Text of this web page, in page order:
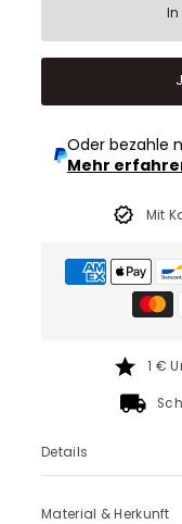
Oder bezahle
Mehr
Mit
1 €
Details
Material & Herkunft